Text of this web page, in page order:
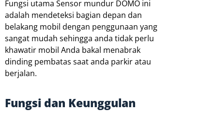
Fungsi utama Sensor mundur DOMO ini
adalah mendeteksi bagian depan dan
belakang mobil dengan penggunaan yang
sangat mudah sehingga anda tidak perlu
khawatir mobil Anda bakal menabrak
dinding pembatas saat anda parkir atau
berjalan.
Fungsi dan Keunggulan